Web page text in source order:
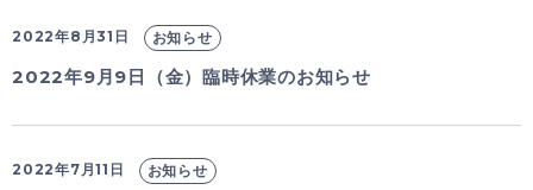
2022年8月31日 お知らせ
2022年9月9日（金）臨時休業のお知らせ
2022年7月11日 お知らせ